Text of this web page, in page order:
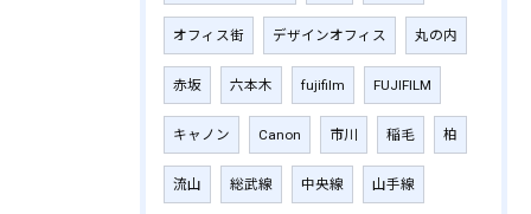
オフィス街 デザインオフィス 丸の内
赤坂 六本木 fujifilm ‎FUJIFILM
キャノン Canon 市川 稲毛 柏
流山 総武線 中央線 山手線